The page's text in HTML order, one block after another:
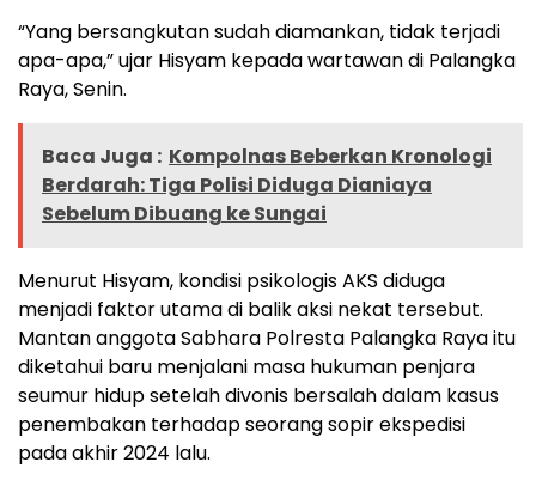
“Yang bersangkutan sudah diamankan, tidak terjadi
apa-apa,” ujar Hisyam kepada wartawan di Palangka
Raya, Senin.
Baca Juga : Kompolnas Beberkan Kronologi
Berdarah: Tiga Polisi Diduga Dianiaya
Sebelum Dibuang ke Sungai
Menurut Hisyam, kondisi psikologis AKS diduga
menjadi faktor utama di balik aksi nekat tersebut.
Mantan anggota Sabhara Polresta Palangka Raya itu
diketahui baru menjalani masa hukuman penjara
seumur hidup setelah divonis bersalah dalam kasus
penembakan terhadap seorang sopir ekspedisi
pada akhir 2024 lalu.